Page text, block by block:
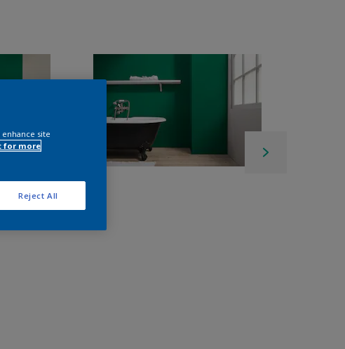
site
for more
Reject All